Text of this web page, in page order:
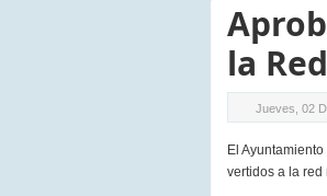
la
Jueves, 02
El
vertidos a la